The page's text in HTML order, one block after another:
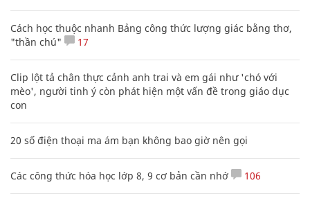
Cách học thuộc nhanh Bảng công thức lượng giác bằng thơ,
"thần chú"
17
Clip lột tả chân thực cảnh anh trai và em gái như 'chó với
mèo', người tinh ý còn phát hiện một vấn đề trong giáo dục
con
20 số điện thoại ma ám bạn không bao giờ nên gọi
Các công thức hóa học lớp 8, 9 cơ bản cần nhớ 106